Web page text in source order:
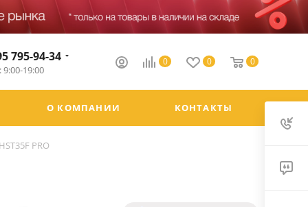
0 0 0
795-94-34
19:00
О КОМПАНИИ КОНТАКТЫ
PRO